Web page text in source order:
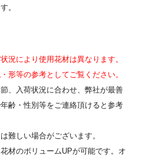
。
況により使用花材は異なります。
形等の参考としてご覧ください。
、入荷状況に合わせ、弊社が最善
齢・性別等をご連絡頂けると参考
難しい場合がございます。
材のボリュームUPが可能です。オ